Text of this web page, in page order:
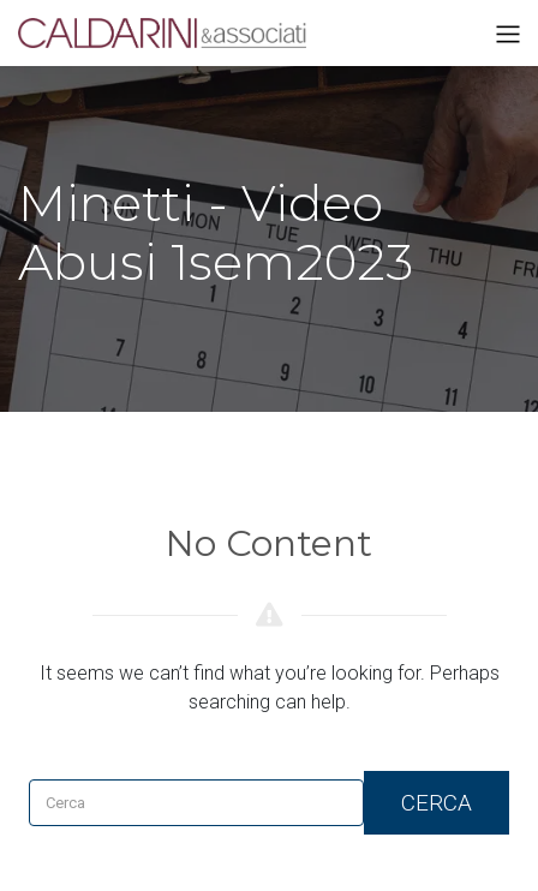
Minetti - Video
Abusi 1sem2023
No Content
It seems we can’t find what you’re looking for. Perhaps
searching can help.
CERCA